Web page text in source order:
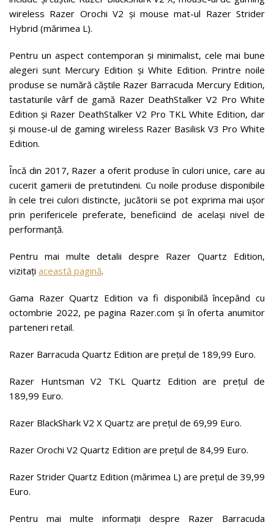
wireless Razer Orochi V2 și mouse mat-ul Razer Strider
Hybrid (mărimea L).
Pentru un aspect contemporan și minimalist, cele mai bune
alegeri sunt Mercury Edition și White Edition. Printre noile
produse se numără căștile Razer Barracuda Mercury Edition,
tastaturile vârf de gamă Razer DeathStalker V2 Pro White
Edition și Razer DeathStalker V2 Pro TKL White Edition, dar
și mouse-ul de gaming wireless Razer Basilisk V3 Pro White
Edition.
Încă din 2017, Razer a oferit produse în culori unice, care au
cucerit gamerii de pretutindeni. Cu noile produse disponibile
în cele trei culori distincte, jucătorii se pot exprima mai ușor
prin perifericele preferate, beneficiind de același nivel de
performanță.
Pentru mai multe detalii despre Razer Quartz Edition,
vizitați această pagină.
Gama Razer Quartz Edition va fi disponibilă începând cu
octombrie 2022, pe pagina Razer.com și în oferta anumitor
parteneri retail.
Razer Barracuda Quartz Edition are prețul de 189,99 Euro.
Razer Huntsman V2 TKL Quartz Edition are prețul de
189,99 Euro.
Razer BlackShark V2 X Quartz are prețul de 69,99 Euro.
Razer Orochi V2 Quartz Edition are prețul de 84,99 Euro.
Razer Strider Quartz Edition (mărimea L) are prețul de 39,99
Euro.
Pentru mai multe informații despre Razer Barracuda